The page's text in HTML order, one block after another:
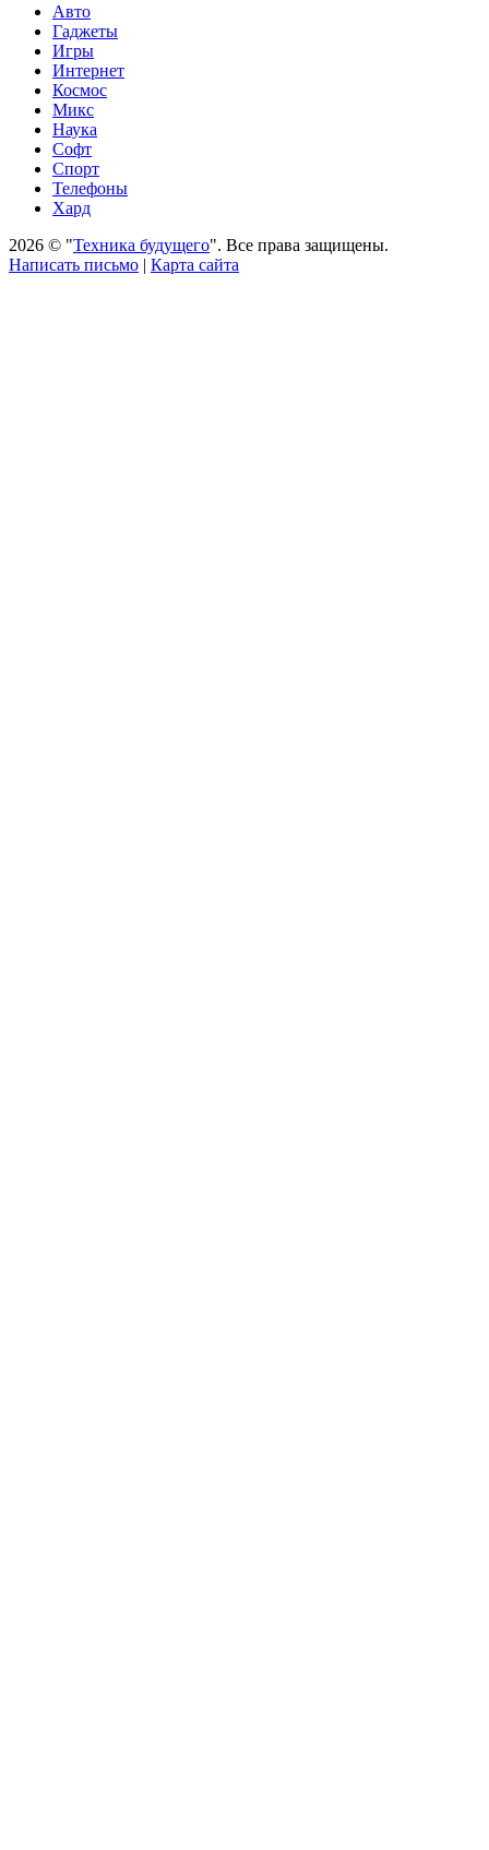
Авто
Гаджеты
Игры
Интернет
Космос
Микс
Наука
Софт
Спорт
Телефоны
Хард
2026 © "Техника будущего". Все права защищены.
Написать письмо | Карта сайта